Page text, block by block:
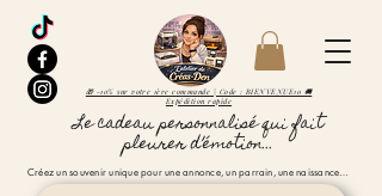
Le cadeau personnalisé qui fait
pleurer d’émotion...
🎁 -10% sur votre 1ère commande | Code : BIENVENUE10 🚚
Expédition rapide
Créez un souvenir unique pour une annonce, un parrain, une naissance…